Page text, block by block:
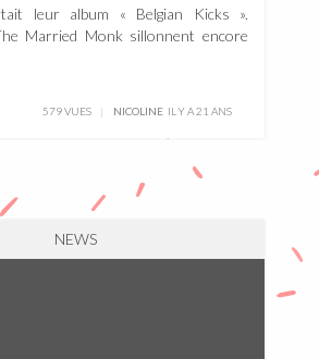
leur album « Belgian Kicks ».
Married Monk sillonnent encore
579 VUES NICOLINE IL Y A 21 ANS
NEWS